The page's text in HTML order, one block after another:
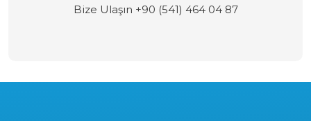
Bize Ulaşın +90 (541) 464 04 87